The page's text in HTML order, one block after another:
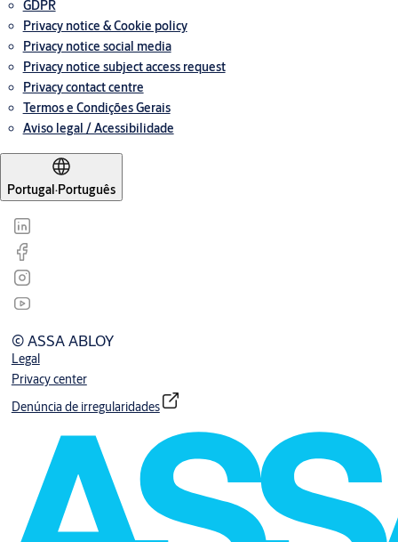
GDPR
Privacy notice & Cookie policy
Privacy notice social media
Privacy notice subject access request
Privacy contact centre
Termos e Condições Gerais
Aviso legal / Acessibilidade
Portugal·Português
© ASSA ABLOY
Legal
Privacy center
Denúncia de irregularidades